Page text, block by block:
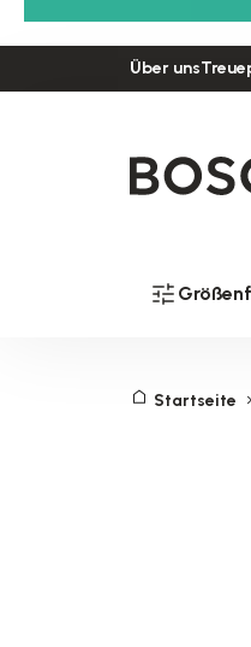
Inhalt
Über uns
Startseite